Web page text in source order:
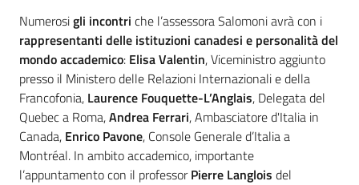
Numerosigli incontri che l’assessora Salomoni avrà con i
rappresentanti delle istituzioni canadesi e personalità del
mondo accademico: Elisa Valentin, Viceministro aggiunto
presso il Ministero delle Relazioni Internazionali e della
Francofonia, Laurence Fouquette-L’Anglais, Delegata del
Quebec a Roma,Andrea Ferrari, Ambasciatore d'Italia in
Canada, Enrico Pavone, Console Generale d’Italia a
Montréal. In ambito accademico, importante
l’appuntamento con il professorPierre Langlois del